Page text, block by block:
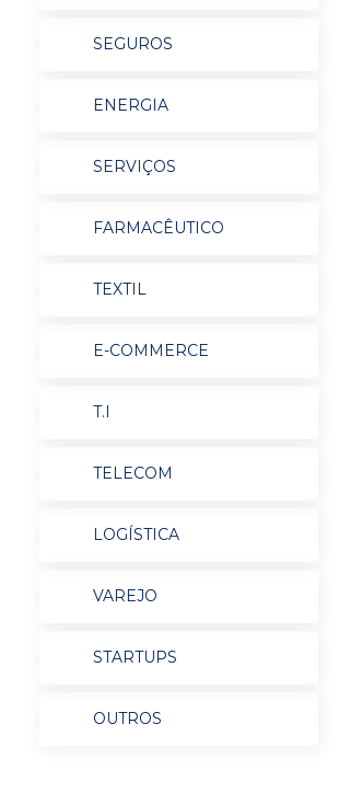
SEGUROS
ENERGIA
SERVIÇOS
FARMACÊUTICO
TEXTIL
E-COMMERCE
T.I
TELECOM
LOGÍSTICA
VAREJO
STARTUPS
OUTROS